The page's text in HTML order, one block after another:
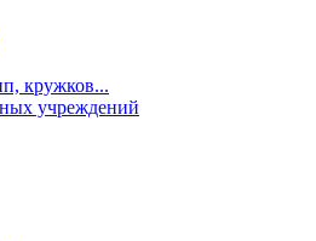
кружков...
учреждений